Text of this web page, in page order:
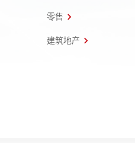
零售
建筑地产